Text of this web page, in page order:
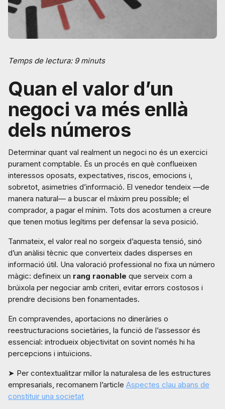
Temps de lectura: 9 minuts
Quan el valor d’un
negoci va més enllà
dels números
Determinar quant val realment un negoci no és un exercici
purament comptable. És un procés en què conflueixen
interessos oposats, expectatives, riscos, emocions i,
sobretot, asimetries d’informació. El venedor tendeix —de
manera natural— a buscar el màxim preu possible; el
comprador, a pagar el mínim. Tots dos acostumen a creure
que tenen motius legítims per defensar la seva posició.
Tanmateix, el valor real no sorgeix d’aquesta tensió, sinó
d’un anàlisi tècnic que converteix dades disperses en
informació útil. Una valoració professional no fixa un número
màgic: defineix un rang raonable que serveix com a
brúixola per negociar amb criteri, evitar errors costosos i
prendre decisions ben fonamentades.
En compravendes, aportacions no dineràries o
reestructuracions societàries, la funció de l’assessor és
essencial: introdueix objectivitat on sovint només hi ha
percepcions i intuïcions.
➤ Per contextualitzar millor la naturalesa de les estructures
empresarials, recomanem l’article Aspectes clau abans de
constituir una societat